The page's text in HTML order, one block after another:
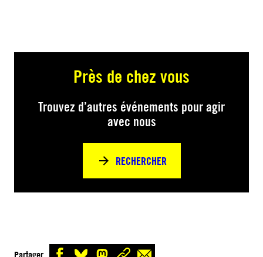
Près de chez vous
Trouvez d’autres événements pour agir
avec nous
RECHERCHER
Partager